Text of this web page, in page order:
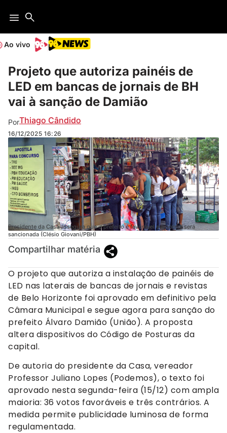
Ao vivo
Projeto que autoriza painéis de
LED em bancas de jornais de BH
vai à sanção de Damião
PorThiago Cândido
16/12/2025 16:26
Presidente da Casa assegura que o prefeito é favorável e a norma será
sancionada (Clésio Giovani/PBH)
Compartilhar matéria
O projeto que autoriza a instalação de painéis de
LED nas laterais de bancas de jornais e revistas
de Belo Horizonte foi aprovado em definitivo pela
Câmara Municipal e segue agora para sanção do
prefeito Álvaro Damião (União). A proposta
altera dispositivos do Código de Posturas da
capital.
De autoria do presidente da Casa, vereador
Professor Juliano Lopes (Podemos), o texto foi
aprovado nesta segunda-feira (15/12) com ampla
maioria: 36 votos favoráveis e três contrários. A
medida permite publicidade luminosa de forma
regulamentada.